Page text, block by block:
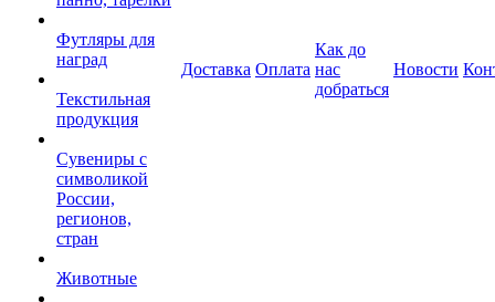
Футляры для
наград
Текстильная
продукция
Сувениры с
символикой
России,
регионов,
стран
Животные
Доставка Оплата
Как до
нас
добраться
Новости